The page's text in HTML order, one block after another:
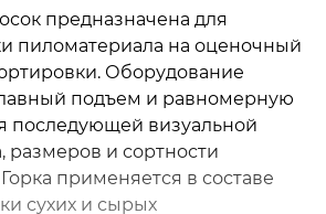
предназначена для
пиломатериала на оценочный
Оборудование
подъем и равномерную
последующей визуальной
размеров и сортности
применяется в составе
сухих и сырых